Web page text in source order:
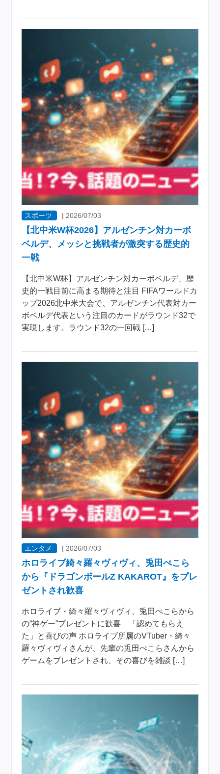
スポーツ | 2026/07/03
【北中米W杯2026】アルゼンチン対カーボ
ベルデ、メッシと挑戦者が激突する歴史的
一戦
【北中米W杯】アルゼンチン対カーボベルデ、歴
史的一戦目前に高まる期待と注目 FIFAワールドカ
ップ2026北中米大会で、アルゼンチン代表対カー
ボベルデ代表という注目のカードがラウンド32で
実現します。ラウンド32の一回戦 […]
エンタメ | 2026/07/03
ホロライブ綺々羅々ヴィヴィ、兎田ぺこら
から『ドラゴンボールZ KAKAROT』をプレ
ゼントされ歓喜
ホロライブ・綺々羅々ヴィヴィ、兎田ぺこらから
の“神ゲー”プレゼントに歓喜 「認めてもらえ
た」と喜びの声 ホロライブ所属のVTuber・綺々
羅々ヴィヴィさんが、先輩の兎田ぺこらさんから
ゲームをプレゼントされ、その喜びを雑談 […]